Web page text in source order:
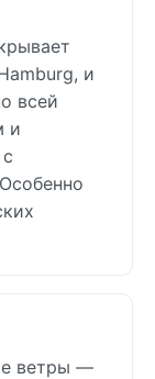
и
всей
и
ветры —